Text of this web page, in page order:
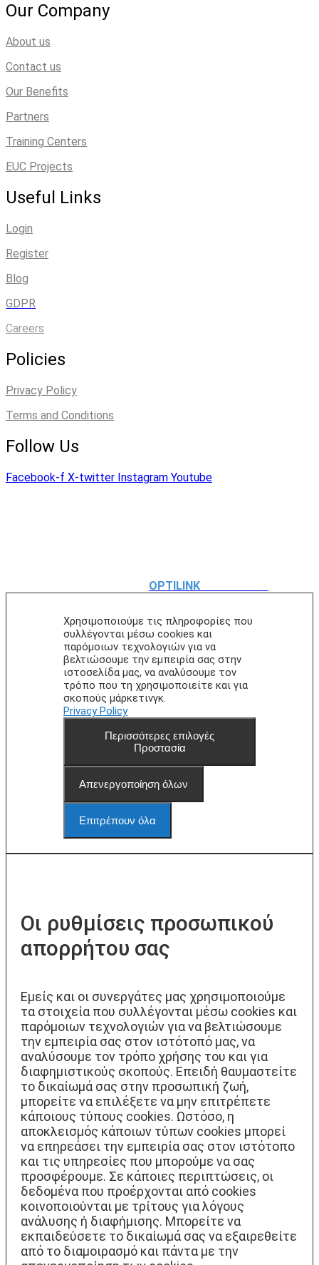
Our Company
About us
Contact us
Our Benefits
Partners
Training Centers
EUC Projects
Useful Links
Login
Register
Blog
GDPR
Careers
Policies
Privacy Policy
Terms and Conditions
Follow Us
Facebook-f X-twitter Instagram Youtube
OPTILINK
Χρησιμοποιούμε τις πληροφορίες που
συλλέγονται μέσω cookies και
παρόμοιων τεχνολογιών για να
βελτιώσουμε την εμπειρία σας στην
ιστοσελίδα μας, να αναλύσουμε τον
τρόπο που τη χρησιμοποιείτε και για
σκοπούς μάρκετινγκ.
Privacy Policy
Περισσότερες επιλογές
Προστασία
Απενεργοποίηση όλων
Επιτρέπουν όλα
Οι ρυθμίσεις προσωπικού
απορρήτου σας
Εμείς και οι συνεργάτες μας χρησιμοποιούμε
τα στοιχεία που συλλέγονται μέσω cookies και
παρόμοιων τεχνολογιών για να βελτιώσουμε
την εμπειρία σας στον ιστότοπό μας, να
αναλύσουμε τον τρόπο χρήσης του και για
διαφημιστικούς σκοπούς. Επειδή θαυμαστείτε
το δικαίωμά σας στην προσωπική ζωή,
μπορείτε να επιλέξετε να μην επιτρέπετε
κάποιους τύπους cookies. Ωστόσο, η
αποκλεισμός κάποιων τύπων cookies μπορεί
να επηρεάσει την εμπειρία σας στον ιστότοπο
και τις υπηρεσίες που μπορούμε να σας
προσφέρουμε. Σε κάποιες περιπτώσεις, οι
δεδομένα που προέρχονται από cookies
κοινοποιούνται με τρίτους για λόγους
ανάλυσης ή διαφήμισης. Μπορείτε να
εκπαιδεύσετε το δικαίωμά σας να εξαιρεθείτε
από το διαμοιρασμό και πάντα με την